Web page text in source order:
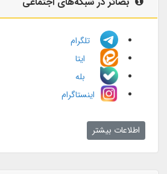
تلگرام
ایتا
بله
اینستاگرام
اطلاعات بیشتر